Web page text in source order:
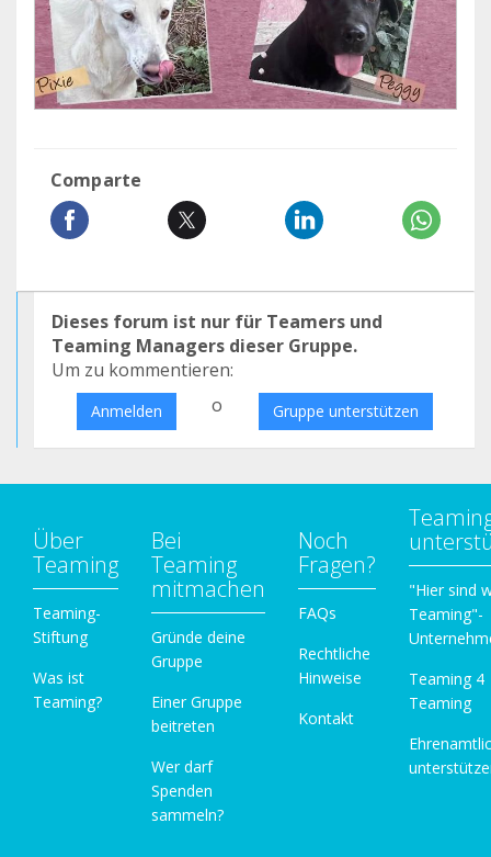
Comparte
Dieses forum ist nur für Teamers und
Teaming Managers dieser Gruppe.
Um zu kommentieren:
Anmelden o Gruppe unterstützen
Über
Teaming
Teaming-
Stiftung
Was ist
Teaming?
Bei
Teaming
mitmachen
Gründe deine
Gruppe
Einer Gruppe
beitreten
Wer darf
Spenden
sammeln?
Noch
Fragen?
FAQs
Rechtliche
Hinweise
Kontakt
"Hier sind
Teaming"-
Teaming 4
Teaming